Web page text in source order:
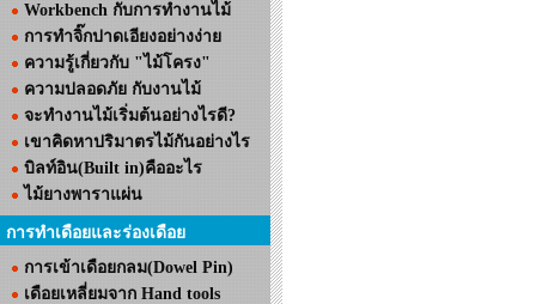
Workbench กับการทำงานไม้
การทำจิ๊กปาดเอียงอย่างง่าย
ความรู้เกี่ยวกับ "ไม้โครง"
ความปลอดภัย กับงานไม้
จะทำงานไม้เริ่มต้นอย่างไรดี?
เขาคิดหาปริมาตรไม้กันอย่างไร
บิลท์อิน(Built in)คืออะไร
ไม้ยางพาราแผ่น
การทำเดือยและร่องเดือย
การเข้าเดือยกลม(Dowel Pin)
เดือยเหลี่ยมจาก Hand tools